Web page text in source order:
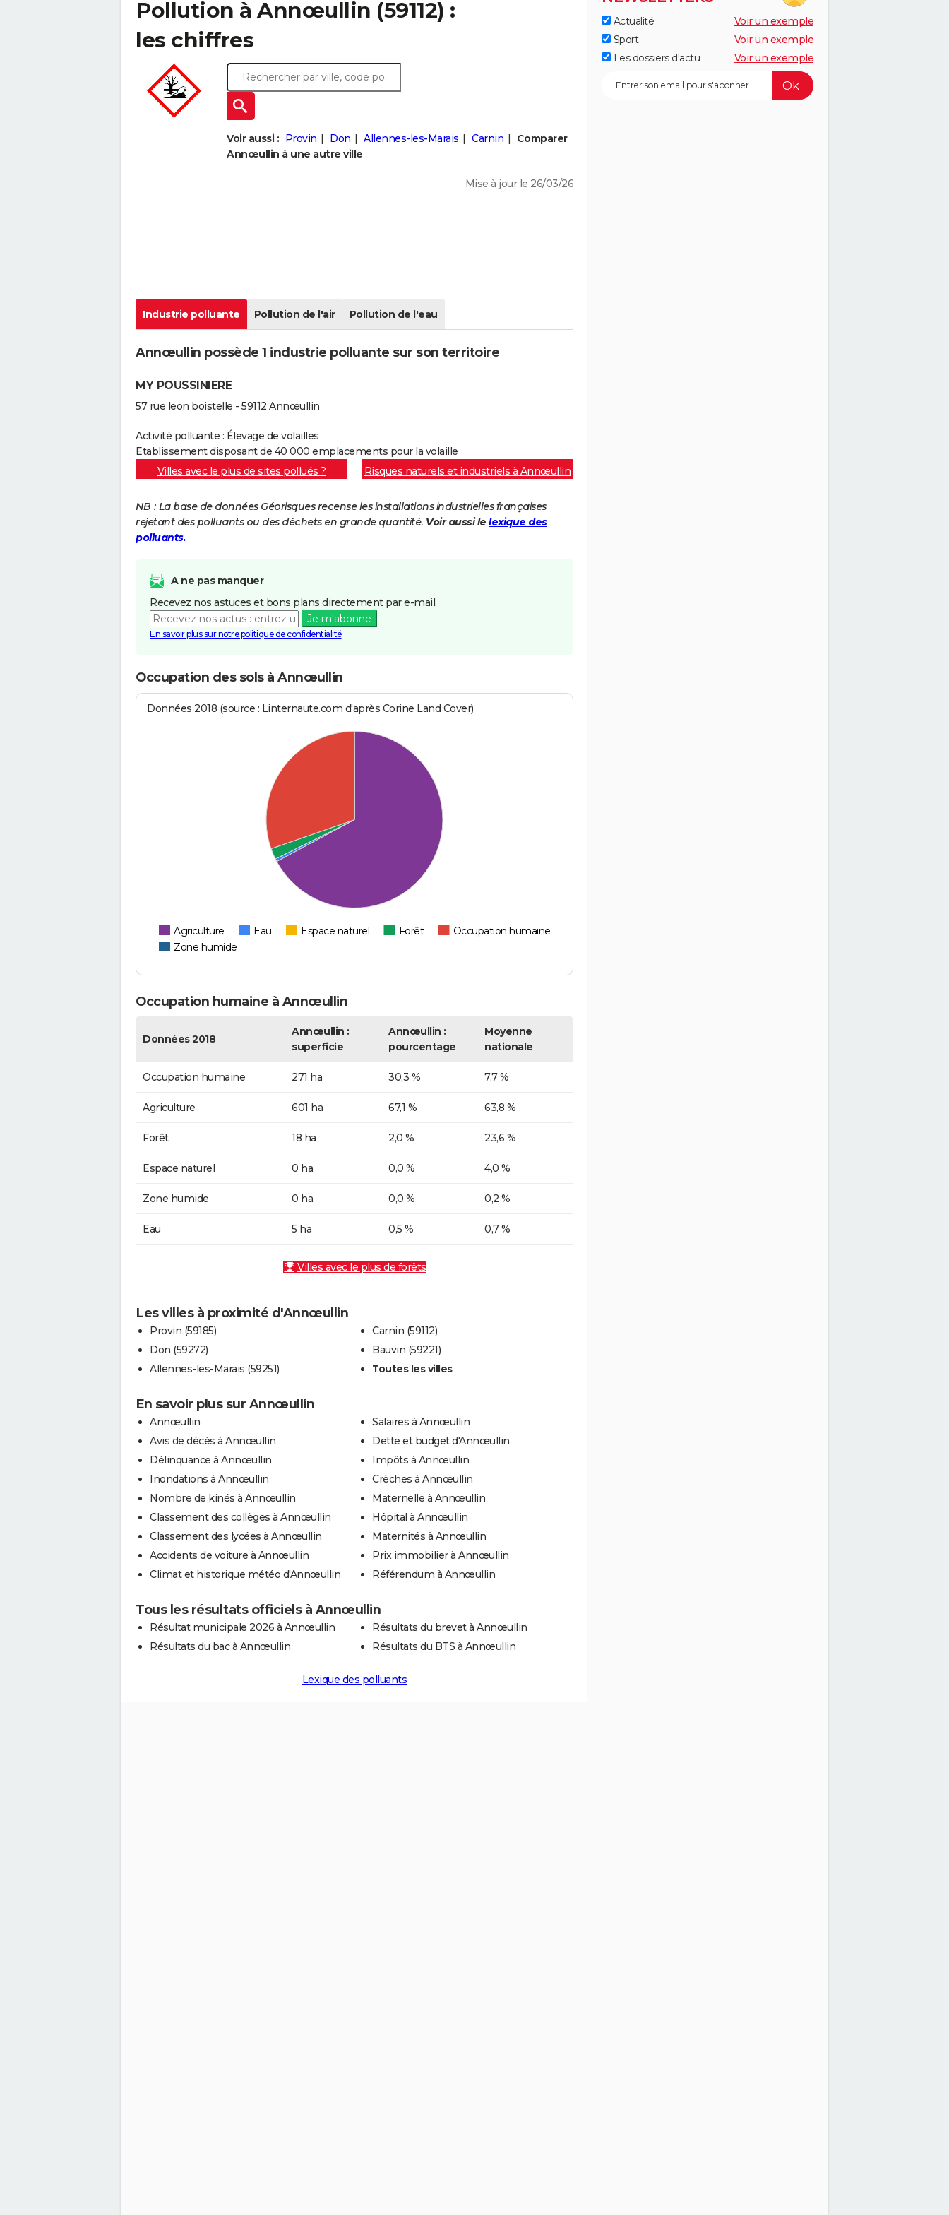
Pollution à Annœullin (59112) :
les chiffres
Voir aussi : Provin Don Allennes-les-Marais Carnin
Comparer
Annœullin à une autre ville
Mise à jour le 26/03/26
Industrie polluante Pollution de l'air Pollution de l'eau
Annœullin possède 1 industrie polluante sur son territoire
MY POUSSINIERE
57 rue leon boistelle - 59112 Annœullin
Activité polluante : Élevage de volailles
Etablissement disposant de 40 000 emplacements pour la volaille
Villes avec le plus de sites pollués ?
Risques naturels et industriels à Annœullin
NB : La base de données Géorisques recense les installations industrielles françaises
rejetant des polluants ou des déchets en grande quantité. Voir aussi le lexique des
polluants.
A ne pas manquer
Recevez nos astuces et bons plans directement par e-mail.
Je m'abonne
En savoir plus sur notre politique de confidentialité
Occupation des sols à Annœullin
Données 2018 (source : Linternaute.com d'après Corine Land Cover)
Agriculture Eau Espace naturel Forêt
Occupation humaine
Zone humide
Occupation humaine à Annœullin
Données 2018
Annœullin :
superficie
Annœullin :
pourcentage
Moyenne
nationale
Occupation humaine 271 ha 30,3 % 7,7 %
Agriculture 601 ha 67,1 % 63,8 %
Forêt 18 ha 2,0 % 23,6 %
Espace naturel 0 ha 0,0 % 4,0 %
Zone humide 0 ha 0,0 % 0,2 %
Eau 5 ha 0,5 % 0,7 %
Villes avec le plus de forêts
Les villes à proximité d'Annœullin
Provin (59185)
Don (59272)
Allennes-les-Marais (59251)
Carnin (59112)
Bauvin (59221)
Toutes les villes
En savoir plus sur Annœullin
Annœullin
Avis de décès à Annœullin
Délinquance à Annœullin
Inondations à Annœullin
Nombre de kinés à Annœullin
Classement des collèges à Annœullin
Classement des lycées à Annœullin
Accidents de voiture à Annœullin
Climat et historique météo d'Annœullin
Salaires à Annœullin
Dette et budget d'Annœullin
Impôts à Annœullin
Crèches à Annœullin
Maternelle à Annœullin
Hôpital à Annœullin
Maternités à Annœullin
Prix immobilier à Annœullin
Référendum à Annœullin
Tous les résultats officiels à Annœullin
Résultat municipale 2026 à Annœullin
Résultats du bac à Annœullin
Résultats du brevet à Annœullin
Résultats du BTS à Annœullin
Lexique des polluants
Actualité
Voir un exemple
Sport
Voir un exemple
Les dossiers d'actu
Voir un exemple